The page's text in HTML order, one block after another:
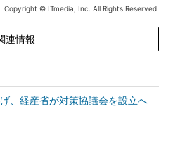
Copyright © ITmedia, Inc. All Rights Reserved.
連情報
、経産省が対策協議会を設立へ